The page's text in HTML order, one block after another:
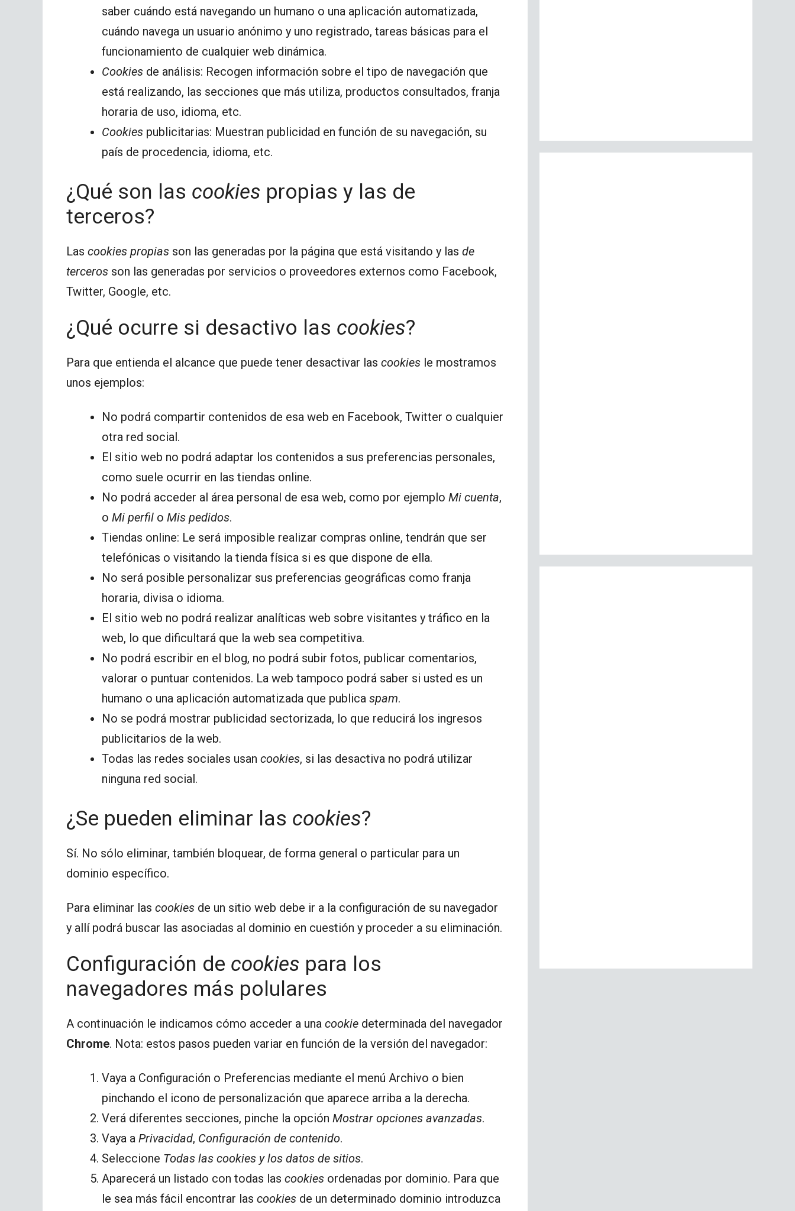
saber cuándo está navegando un humano o una aplicación automatizada,
cuándo navega un usuario anónimo y uno registrado, tareas básicas para el
funcionamiento de cualquier web dinámica.
Cookies de análisis: Recogen información sobre el tipo de navegación que
está realizando, las secciones que más utiliza, productos consultados, franja
horaria de uso, idioma, etc.
Cookies publicitarias: Muestran publicidad en función de su navegación, su
país de procedencia, idioma, etc.
¿Qué son las cookies propias y las de
terceros?
Las cookies propias son las generadas por la página que está visitando y las de
terceros son las generadas por servicios o proveedores externos como Facebook,
Twitter, Google, etc.
¿Qué ocurre si desactivo las cookies?
Para que entienda el alcance que puede tener desactivar las cookies le mostramos
unos ejemplos:
No podrá compartir contenidos de esa web en Facebook, Twitter o cualquier
otra red social.
El sitio web no podrá adaptar los contenidos a sus preferencias personales,
como suele ocurrir en las tiendas online.
No podrá acceder al área personal de esa web, como por ejemplo Mi cuenta,
o Mi perfil o Mis pedidos.
Tiendas online: Le será imposible realizar compras online, tendrán que ser
telefónicas o visitando la tienda física si es que dispone de ella.
No será posible personalizar sus preferencias geográficas como franja
horaria, divisa o idioma.
El sitio web no podrá realizar analíticas web sobre visitantes y tráfico en la
web, lo que dificultará que la web sea competitiva.
No podrá escribir en el blog, no podrá subir fotos, publicar comentarios,
valorar o puntuar contenidos. La web tampoco podrá saber si usted es un
humano o una aplicación automatizada que publica spam.
No se podrá mostrar publicidad sectorizada, lo que reducirá los ingresos
publicitarios de la web.
Todas las redes sociales usan cookies, si las desactiva no podrá utilizar
ninguna red social.
¿Se pueden eliminar las cookies?
Sí. No sólo eliminar, también bloquear, de forma general o particular para un
dominio específico.
Para eliminar las cookies de un sitio web debe ir a la configuración de su navegador
y allí podrá buscar las asociadas al dominio en cuestión y proceder a su eliminación.
Configuración de cookies para los
navegadores más polulares
A continuación le indicamos cómo acceder a una cookie determinada del navegador
Chrome. Nota: estos pasos pueden variar en función de la versión del navegador:
Vaya a Configuración o Preferencias mediante el menú Archivo o bien
pinchando el icono de personalización que aparece arriba a la derecha.
Verá diferentes secciones, pinche la opción Mostrar opciones avanzadas.
Vaya a Privacidad, Configuración de contenido.
Seleccione Todas las cookies y los datos de sitios.
Aparecerá un listado con todas las cookies ordenadas por dominio. Para que
le sea más fácil encontrar las cookies de un determinado dominio introduzca